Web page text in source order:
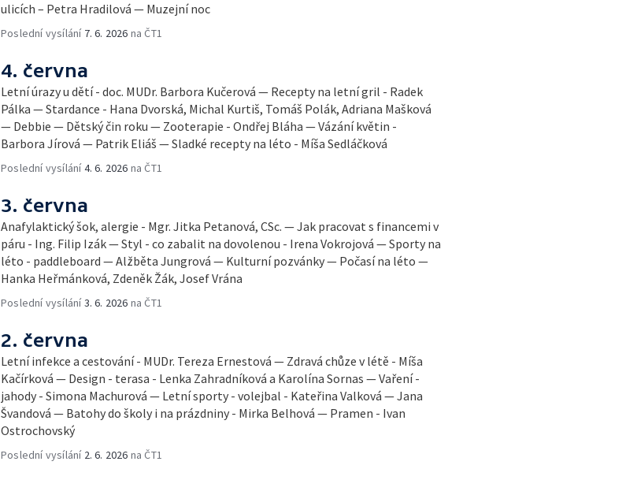
ulicích – Petra Hradilová — Muzejní noc
Poslední vysílání 7. 6. 2026 na ČT1
4. června
Letní úrazy u dětí - doc. MUDr. Barbora Kučerová — Recepty na letní gril - Radek
Pálka — Stardance - Hana Dvorská, Michal Kurtiš, Tomáš Polák, Adriana Mašková
— Debbie — Dětský čin roku — Zooterapie - Ondřej Bláha — Vázání květin -
Barbora Jírová — Patrik Eliáš — Sladké recepty na léto - Míša Sedláčková
Poslední vysílání4. 6. 2026 na ČT1
3. června
Anafylaktický šok, alergie - Mgr. Jitka Petanová, CSc. — Jak pracovat s financemi v
páru - Ing. Filip Izák — Styl - co zabalit na dovolenou - Irena Vokrojová — Sporty na
léto - paddleboard — Alžběta Jungrová — Kulturní pozvánky — Počasí na léto —
Hanka Heřmánková, Zdeněk Žák, Josef Vrána
Poslední vysílání3. 6. 2026 na ČT1
2. června
Letní infekce a cestování - MUDr. Tereza Ernestová — Zdravá chůze v létě - Míša
Kačírková — Design - terasa - Lenka Zahradníková a Karolína Sornas — Vaření -
jahody - Simona Machurová — Letní sporty - volejbal - Kateřina Valková — Jana
Švandová — Batohy do školy i na prázdniny - Mirka Belhová — Pramen - Ivan
Ostrochovský
Poslední vysílání 2. 6. 2026 na ČT1